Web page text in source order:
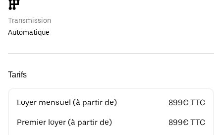
Transmission
Automatique
Tarifs
Loyer mensuel (à partir de) 899€ TTC
Premier loyer (à partir de) 899€ TTC